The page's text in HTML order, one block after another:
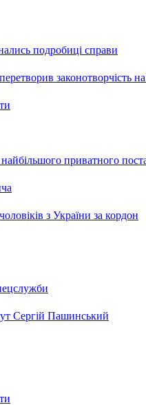
подробиці справи
законотворчість на
приватного
з України за кордон
Сергій Пашинський